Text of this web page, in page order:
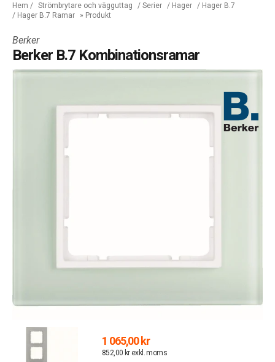
Hem / Strömbrytare och vägguttag / Serier / Hager / Hager B.7
/ Hager B.7 Ramar » Produkt
Berker
Berker B.7 Kombinationsramar
1 065,00 kr
852,00 kr exkl. moms